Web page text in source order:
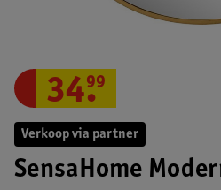
Verkoop via partner
SensaHome
34.
99